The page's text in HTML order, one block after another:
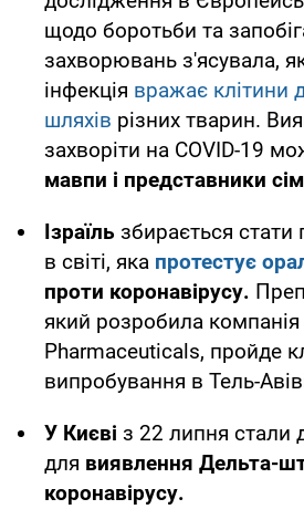
щодо боротьби та
захворювань з'ясувала,
інфекція вражає клітини
шляхів різних тварин.
захворіти на COVID-19
мавпи і представники
Ізраїль збирається
в світі, яка протестує
проти коронавірусу.
який розробила компанія
Pharmaceuticals, пройде
випробування в Тель-
У Києві з 22 липня стали
для виявлення Дельта-
коронавірусу.